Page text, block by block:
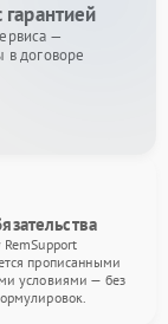
гарантией
—
в договоре
RemSupport
прописанными
условиями — без